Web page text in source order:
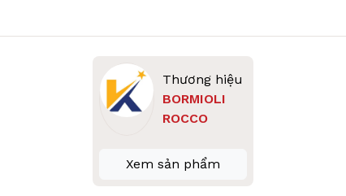
Thương hiệu
BORMIOLI
ROCCO
Xem sản phẩm